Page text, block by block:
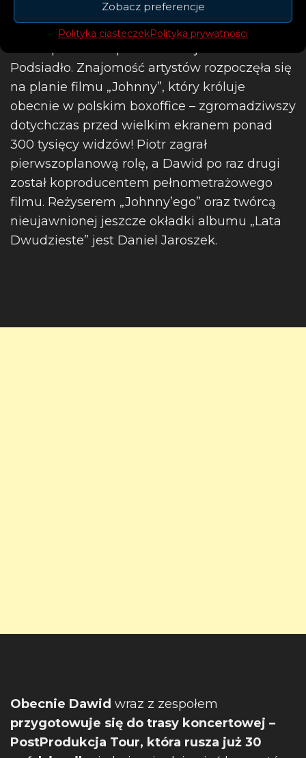
Zobacz preferencje
Polityka ciasteczekPolityka prywatności
Podsiadło. Znajomość artystów rozpoczęła się
na planie filmu „Johnny”, który króluje
obecnie w polskim boxoffice – zgromadziwszy
dotychczas przed wielkim ekranem ponad
300 tysięcy widzów! Piotr zagrał
pierwszoplanową rolę, a Dawid po raz drugi
został koproducentem pełnometrażowego
filmu. Reżyserem „Johnny’ego” oraz twórcą
nieujawnionej jeszcze okładki albumu „Lata
Dwudzieste” jest Daniel Jaroszek.
Obecnie Dawid wraz z zespołem
przygotowuje się do trasy koncertowej –
PostProdukcja Tour, która rusza już 30